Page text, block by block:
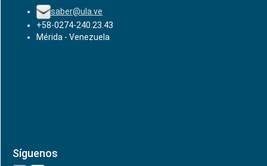
saber@ula.ve
+58-0274-240.23.43
Mérida - Venezuela
Síguenos